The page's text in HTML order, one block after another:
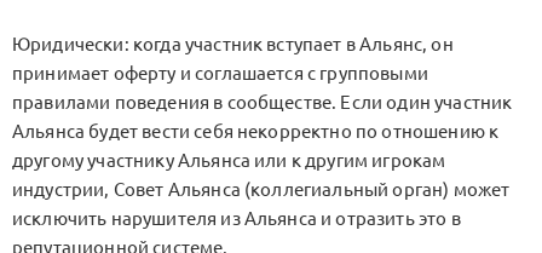
Юридически: когда участник вступает в Альянс, он
принимает оферту и соглашается с групповыми
правилами поведения в сообществе. Если один участник
Альянса будет вести себя некорректно по отношению к
другому участнику Альянса или к другим игрокам
индустрии, Совет Альянса (коллегиальный орган) может
исключить нарушителя из Альянса и отразить это в
репутационной системе.